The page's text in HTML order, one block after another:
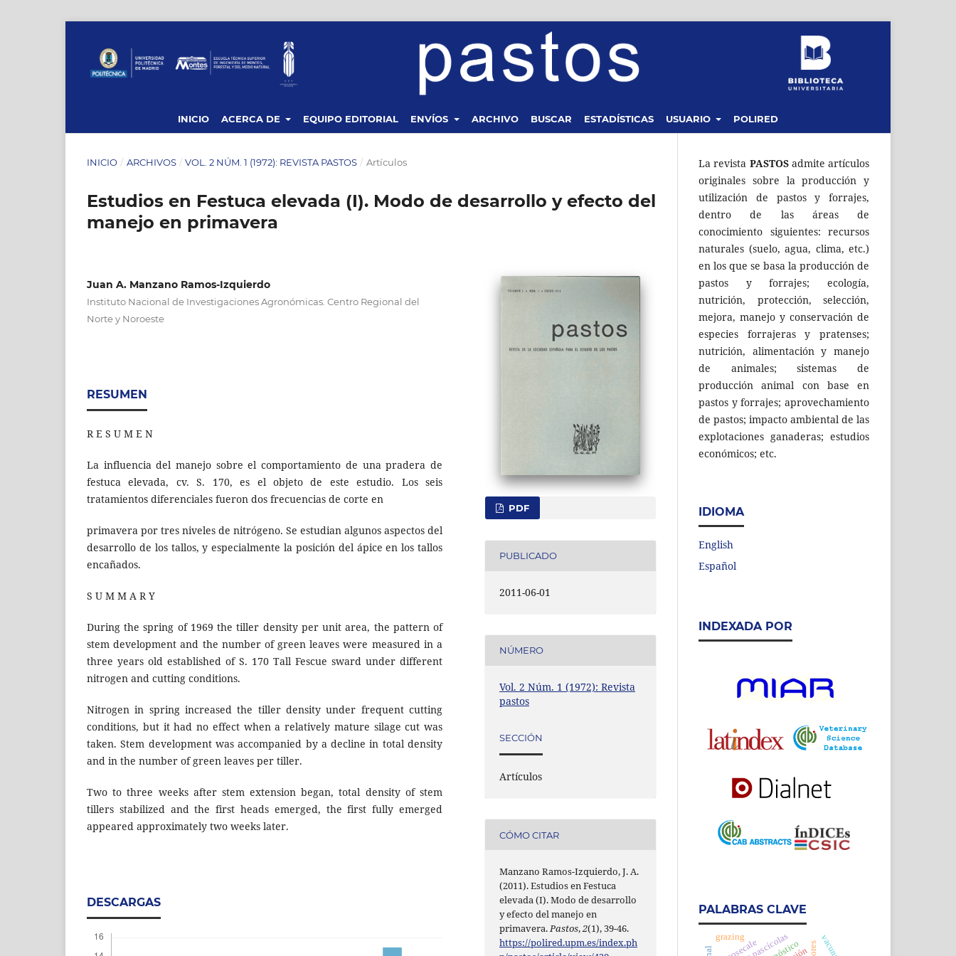
INICIO ACERCA DE EQUIPO EDITORIAL ENVÍOS ARCHIVO BUSCAR ESTADÍSTICAS USUARIO POLIRED
INICIO / ARCHIVOS / VOL. 2 NÚM. 1 (1972): REVISTA PASTOS / Artículos
Estudios en Festuca elevada (I). Modo de desarrollo y efecto del
manejo en primavera
Juan A. Manzano Ramos-Izquierdo
Instituto Nacional de Investigaciones Agronómicas. Centro Regional del
Norte y Noroeste
RESUMEN
R E S U M E N
La influencia del manejo sobre el comportamiento de una pradera de
festuca elevada, cv. S. 170, es el objeto de este estudio. Los seis
tratamientos diferenciales fueron dos frecuencias de corte en
primavera por tres niveles de nitrógeno. Se estudian algunos aspectos del
desarrollo de los tallos, y especialmente la posición del ápice en los tallos
encañados.
S U M M A R Y
During the spring of 1969 the tiller density per unit area, the pattern of
stem development and the number of green leaves were measured in a
three years old established of S. 170 Tall Fescue sward under different
nitrogen and cutting conditions.
Nitrogen in spring increased the tiller density under frequent cutting
conditions, but it had no effect when a relatively mature silage cut was
taken. Stem development was accompanied by a decline in total density
and in the number of green leaves per tiller.
Two to three weeks after stem extension began, total density of stem
tillers stabilized and the first heads emerged, the first fully emerged
appeared approximately two weeks later.
DESCARGAS
PDF
PUBLICADO
2011-06-01
NÚMERO
Vol. 2 Núm. 1 (1972): Revista
pastos
SECCIÓN
Artículos
CÓMO CITAR
Manzano Ramos-Izquierdo, J. A.
(2011). Estudios en Festuca
elevada (I). Modo de desarrollo
y efecto del manejo en
primavera.Pastos,2(1), 39-46.
https://polired.upm.es/index.ph
La revista PASTOSadmite artículos
originales sobre la producción y
utilización de pastos y forrajes,
dentro de las áreas de
conocimiento siguientes: recursos
naturales (suelo, agua, clima, etc.)
en los que se basa la producción de
pastos y forrajes; ecología,
nutrición, protección, selección,
mejora, manejo y conservación de
especies forrajeras y pratenses;
nutrición, alimentación y manejo
de animales; sistemas de
producción animal con base en
pastos y forrajes; aprovechamiento
de pastos; impacto ambiental de las
explotaciones ganaderas; estudios
económicos; etc.
IDIOMA
English
Español
INDEXADA POR
PALABRAS CLAVE
grazing